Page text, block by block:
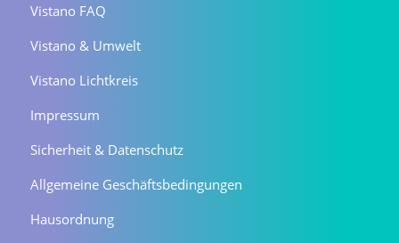
Vistano FAQ
Vistano & Umwelt
Vistano Lichtkreis
Impressum
Sicherheit & Datenschutz
Allgemeine Geschäftsbedingungen
Hausordnung